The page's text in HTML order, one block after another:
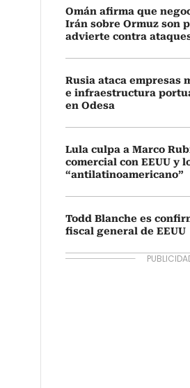
Omán afirma que
Irán sobre Ormuz son
advierte contra
Rusia ataca empresas
e infraestructura
en Odesa
Lula culpa a Marco
comercial con EEUU y
“antilatinoamericano”
Todd Blanche es
fiscal general de EEUU